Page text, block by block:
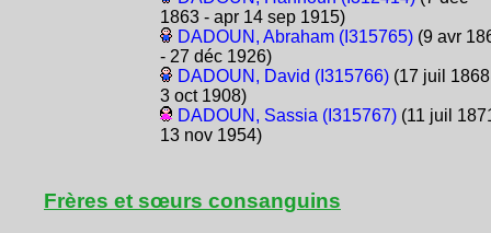
1863 - apr 14 sep 1915)
DADOUN, Abraham (I315765)(9 avr
- 27 déc 1926)
DADOUN, David (I315766)(17 juil
3 oct 1908)
DADOUN, Sassia (I315767)(11 juil
13 nov 1954)
Frères et sœurs consanguins